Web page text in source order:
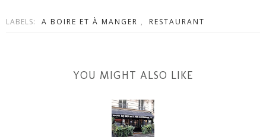
LABELS: A BOIRE ET À MANGER , RESTAURANT
YOU MIGHT ALSO LIKE